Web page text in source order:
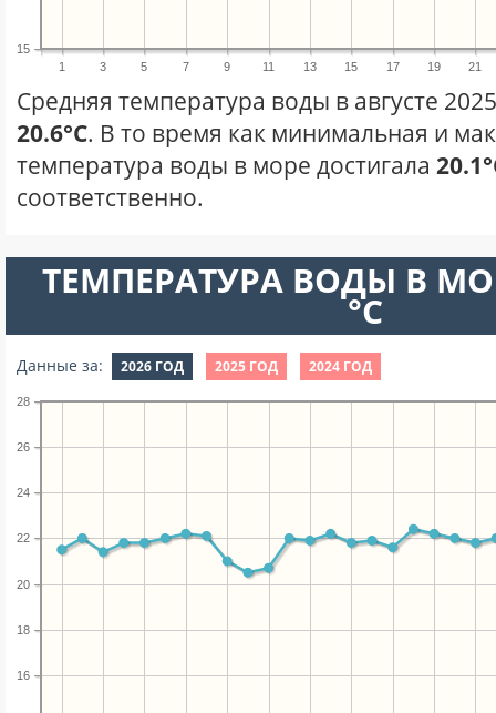
1 3 5 7 9 11 13 15 17 19 21
15
Средняя температура воды в августе
20.6°C. В то время как минимальная и
температура воды в море достигала
соответственно.
ТЕМПЕРАТУРА ВОДЫ В
°C
Данные за: 2026 ГОД 2025 ГОД 2024 ГОД
16
18
20
22
24
26
28